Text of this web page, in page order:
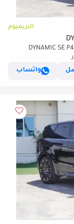
البريميوم
واتساب